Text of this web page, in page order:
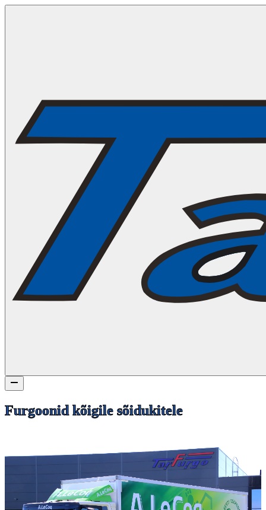
Furgoonid kõigile sõidukitele